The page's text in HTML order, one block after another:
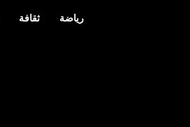
ثقافة رياضة